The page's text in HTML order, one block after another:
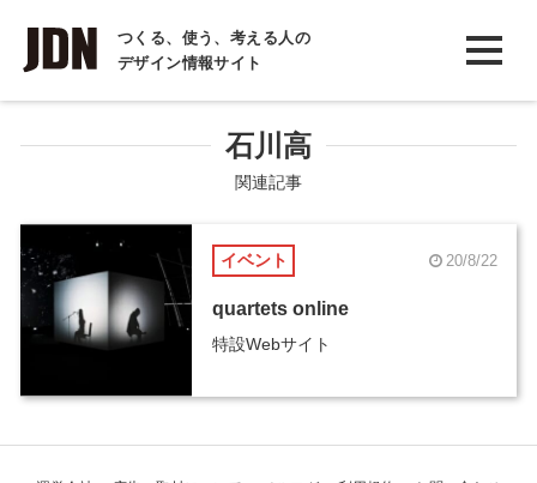
つくる、使う、考える人の
デザイン情報サイト
INTERVIEW
インタビュー
COLUMN
石川高
関連記事
イベント 20/8/22
quartets online
特設Webサイト